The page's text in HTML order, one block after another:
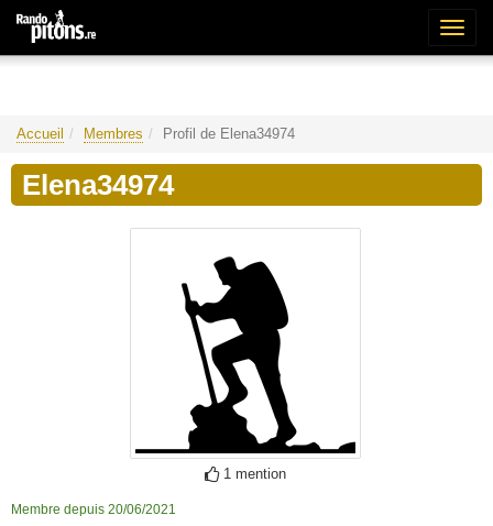
Accueil Membres Profil de Elena34974
Elena34974
1 mention
Membre depuis 20/06/2021